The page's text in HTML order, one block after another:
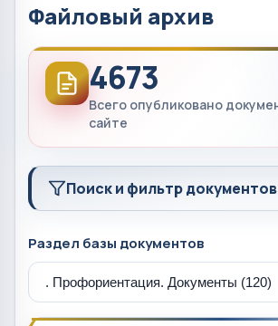
Файловый архив
4673
Всего опубликовано
сайте
Поиск и фильтр документов
Раздел базы документов